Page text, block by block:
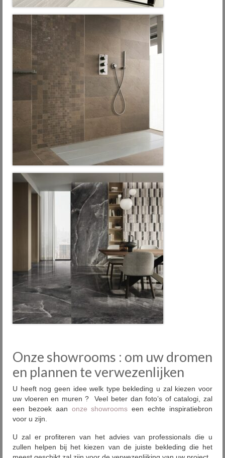
Onze showrooms : om uw dromen
en plannen te verwezenlijken
U heeft nog geen idee welk type bekleding u zal kiezen voor
uw vloeren en muren ? Veel beter dan foto’s of catalogi, zal
een bezoek aan onze showrooms een echte inspiratiebron
voor u zijn.
U zal er profiteren van het advies van professionals die u
zullen helpen bij het kiezen van de juiste bekleding die het